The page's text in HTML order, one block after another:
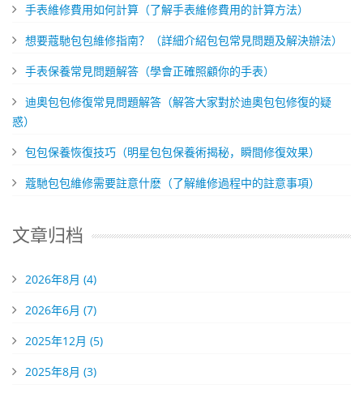
手表維修費用如何計算（了解手表維修費用的計算方法）
想要蔻馳包包維修指南？（詳細介紹包包常見問題及解決辦法）
​手表保養常見問題解答（學會正確照顧你的手表）
迪奧包包修復常見問題解答（解答大家對於迪奧包包修復的疑
惑）
包包保養恢復技巧（明星包包保養術揭秘，瞬間修復效果）
​蔻馳包包維修需要註意什麽（了解維修過程中的註意事項）
文章归档
2026年8月 (4)
2026年6月 (7)
2025年12月 (5)
2025年8月 (3)